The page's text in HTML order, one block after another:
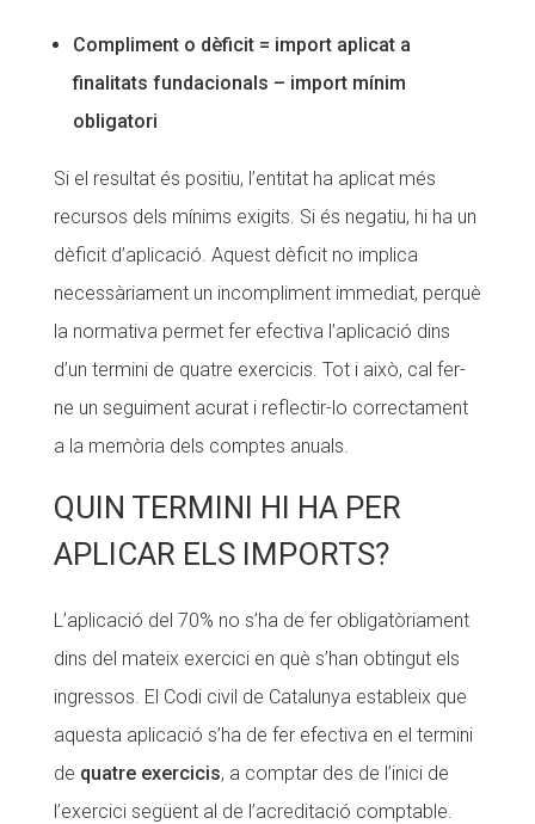
Compliment o dèficit = import aplicat a
finalitats fundacionals – import mínim
obligatori
Si el resultat és positiu, l’entitat ha aplicat més
recursos dels mínims exigits. Si és negatiu, hi ha un
dèficit d’aplicació. Aquest dèficit no implica
necessàriament un incompliment immediat, perquè
la normativa permet fer efectiva l’aplicació dins
d’un termini de quatre exercicis. Tot i això, cal fer-
ne un seguiment acurat i reflectir-lo correctament
a la memòria dels comptes anuals.
QUIN TERMINI HI HA PER
APLICAR ELS IMPORTS?
L’aplicació del 70% no s’ha de fer obligatòriament
dins del mateix exercici en què s’han obtingut els
ingressos. El Codi civil de Catalunya estableix que
aquesta aplicació s’ha de fer efectiva en el termini
de quatre exercicis, a comptar des de l’inici de
l’exercici següent al de l’acreditació comptable.